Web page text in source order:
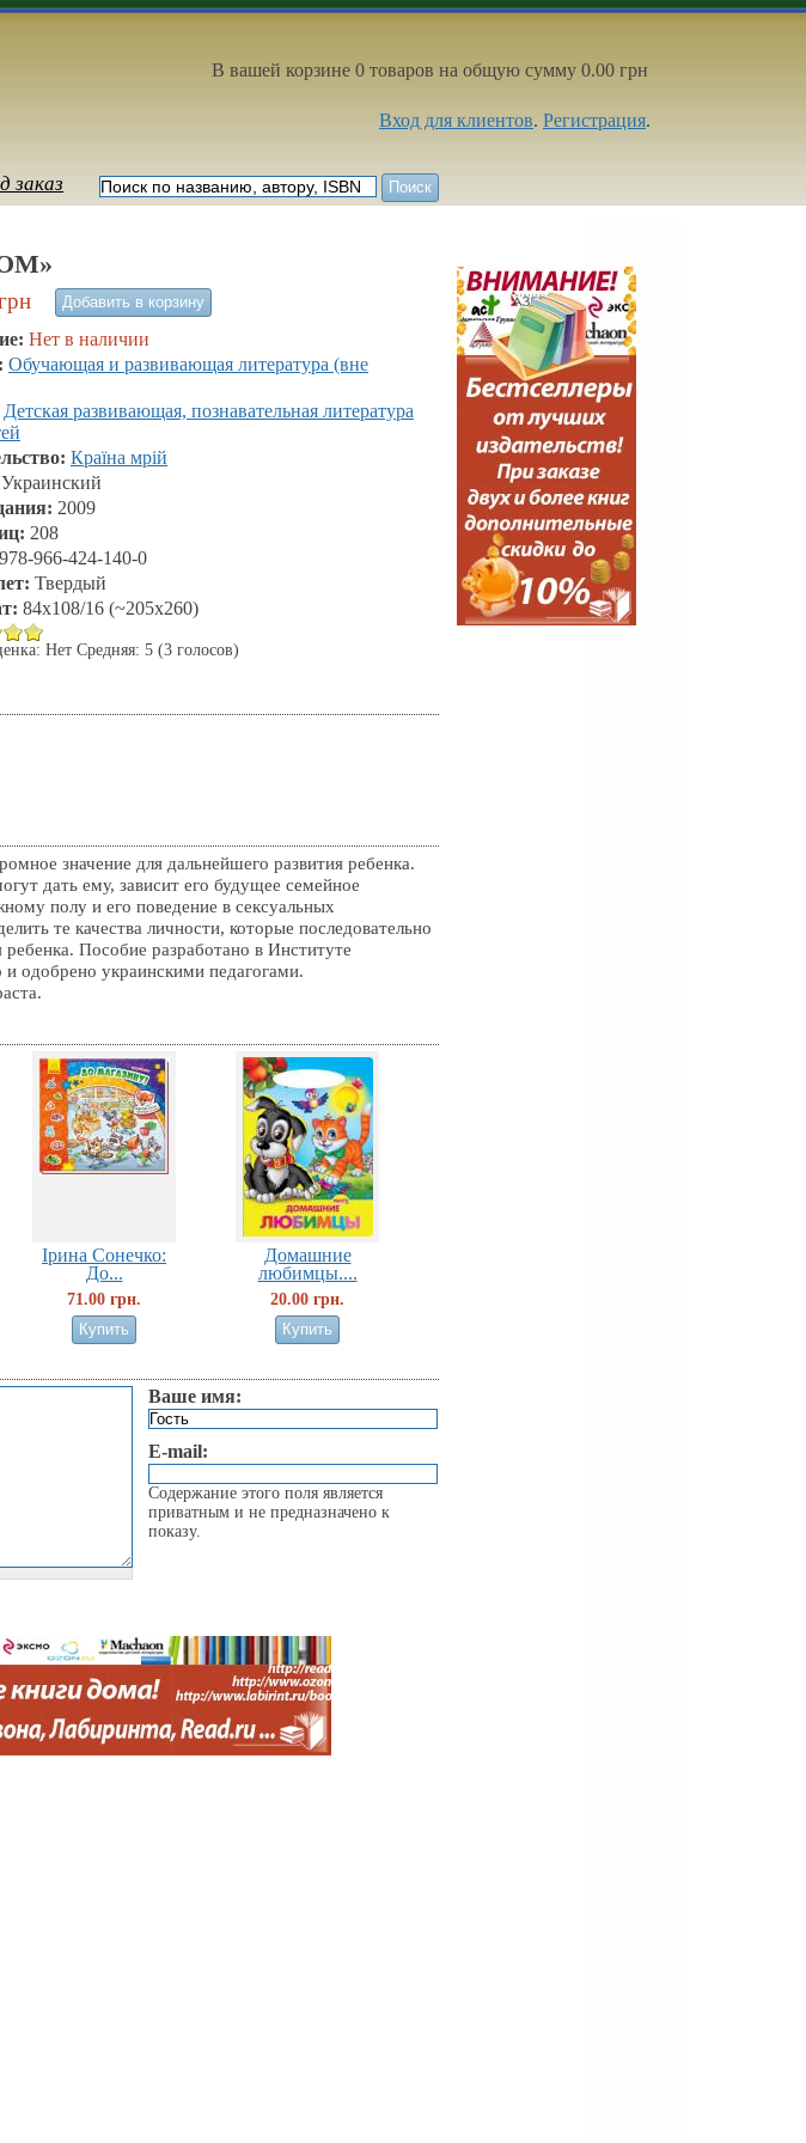
Вход для клиентов. Регистрация.
В вашей корзине 0 товаров на общую сумму 0.00 грн
заказ
Нет в наличии
Обучающая и развивающая литература (вне
Детская развивающая, познавательная литература
Країна мрій
Украинский
2009
208
978-966-424-140-0
Твердый
84x108/16 (~205х260)
Нет Средняя: 5 (3 голосов)
значение для дальнейшего развития ребенка.
дать ему, зависит его будущее семейное
полу и его поведение в сексуальных
те качества личности, которые последовательно
Пособие разработано в Институте
и одобрено украинскими педагогами.
Ірина Сонечко:
До...
71.00 грн.
Домашние
любимцы....
20.00 грн.
Ваше имя:
E-mail:
Содержание этого поля является
приватным и не предназначено к
показу.